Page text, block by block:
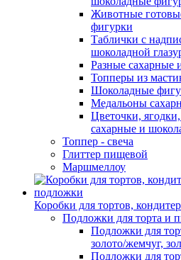
Животные
фигурки
Таблички с
шоколадной
Разные сахарные
Топперы из
Шоколадные
Медальоны
Цветочки,
сахарные и
Топпер - свеча
Глиттер пищевой
Маршмеллоу
Коробки для тортов,
Подложки для торта и
Подложки для
золото/жемчуг,
Подложки для